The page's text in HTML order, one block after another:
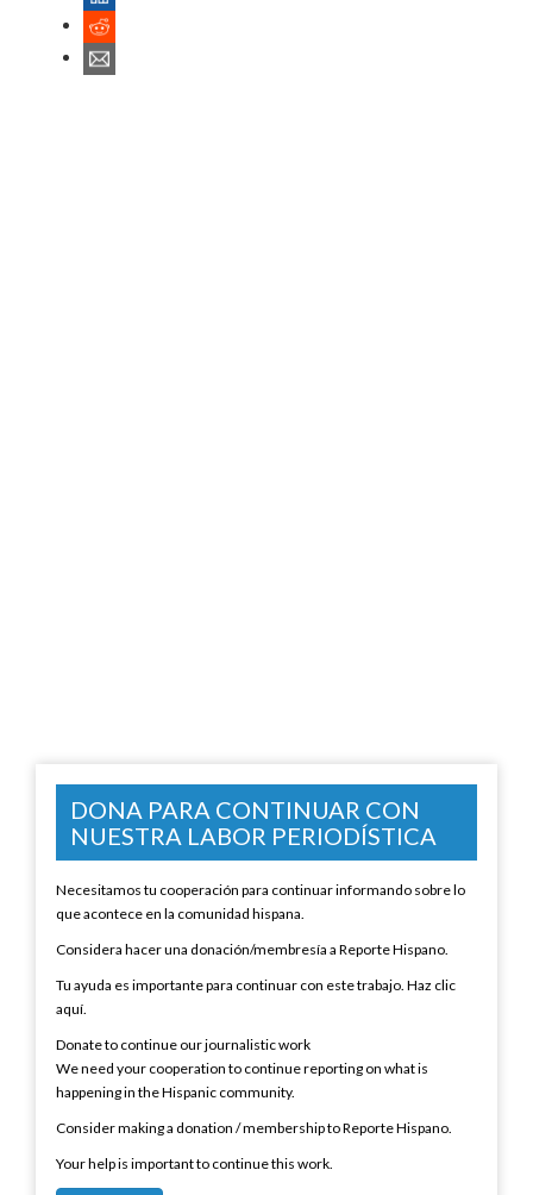
DONA PARA CONTINUAR CON
NUESTRA LABOR PERIODÍSTICA
Necesitamos tu cooperación para continuar informando sobre lo
que acontece en la comunidad hispana.
Considera hacer una donación/membresía a Reporte Hispano.
Tu ayuda es importante para continuar con este trabajo. Haz clic
aquí.
Donate to continue our journalistic work
We need your cooperation to continue reporting on what is
happening in the Hispanic community.
Consider making a donation / membership to Reporte Hispano.
Your help is important to continue this work.